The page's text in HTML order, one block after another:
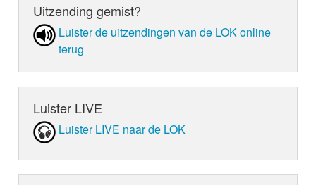
Uitzending gemist?
Luister de uit­zen­din­gen van de LOK online
terug
Luister LIVE
Luister LIVE naar de LOK